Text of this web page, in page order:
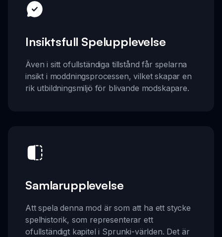
Insiktsfull Spelupplevelse
Även i sitt ofullständiga tillstånd får spelarna
insikt i moddningsprocessen, vilket skapar en
rik utbildningsmiljö för blivande modskapare.
Samlarupplevelse
Att spela denna mod är som att ha ett stycke
spelhistorik, som representerar ett
ofullständigt kapitel i Sprunki-världen. Det är